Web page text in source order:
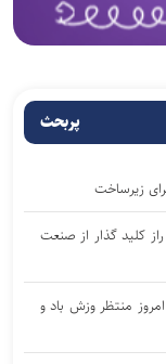
پربحث
زیرساخت
کلید گذار از صنعت
منتظر وزش باد و